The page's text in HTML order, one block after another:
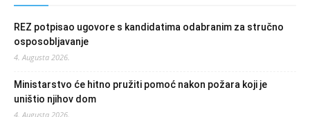
REZ potpisao ugovore s kandidatima odabranim za stručno
osposobljavanje
4. Augusta 2026.
Ministarstvo će hitno pružiti pomoć nakon požara koji je
uništio njihov dom
4. Augusta 2026.